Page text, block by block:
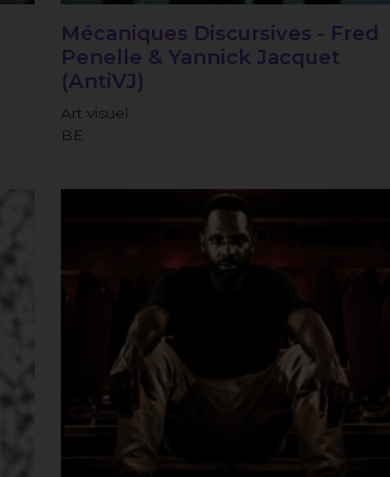
Mécaniques Discursives - Fred
Penelle & Yannick Jacquet
(AntiVJ)
Art visuel
BE